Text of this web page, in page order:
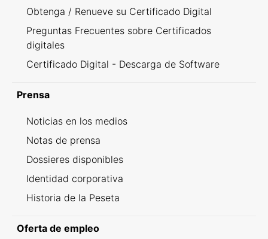
Obtenga / Renueve su Certificado Digital
Preguntas Frecuentes sobre Certificados
digitales
Certificado Digital - Descarga de Software
Prensa
Noticias en los medios
Notas de prensa
Dossieres disponibles
Identidad corporativa
Historia de la Peseta
Oferta de empleo